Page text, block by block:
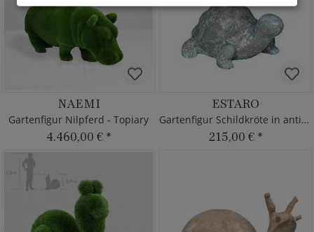
NAEMI
Gartenfigur Nilpferd - Topiary
4.460,00 € *
ESTARO
Gartenfigur Schildkröte in antik grün
215,00 € *